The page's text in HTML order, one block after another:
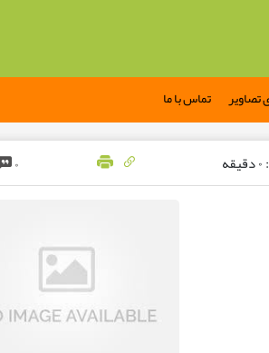
تصاویر تماس با ما
۰